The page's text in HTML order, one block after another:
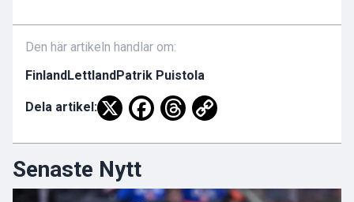
Den här artikeln handlar om:
Finland Lettland Patrik Puistola
Dela artikel:
Senaste Nytt